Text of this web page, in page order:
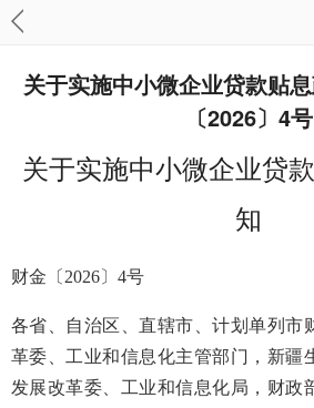
关于实施中小微企业贷款贴
〔2026〕4号
关于实施中小微企业贷
知
财金〔2026〕4号
各省、自治区、直辖市、计划单列市
革委、工业和信息化主管部门，新疆
发展改革委、工业和信息化局，财政